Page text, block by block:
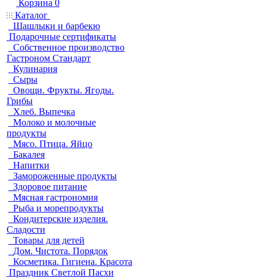
Корзина 0
Каталог
Шашлыки и барбекю
Подарочные сертификаты
Собственное производство
Гастроном Стандарт
Кулинария
Сыры
Овощи. Фрукты. Ягоды.
Грибы
Хлеб. Выпечка
Молоко и молочные
продукты
Мясо. Птица. Яйцо
Бакалея
Напитки
Замороженные продукты
Здоровое питание
Мясная гастрономия
Рыба и морепродукты
Кондитерские изделия.
Сладости
Товары для детей
Дом. Чистота. Порядок
Косметика. Гигиена. Красота
Праздник Светлой Пасхи